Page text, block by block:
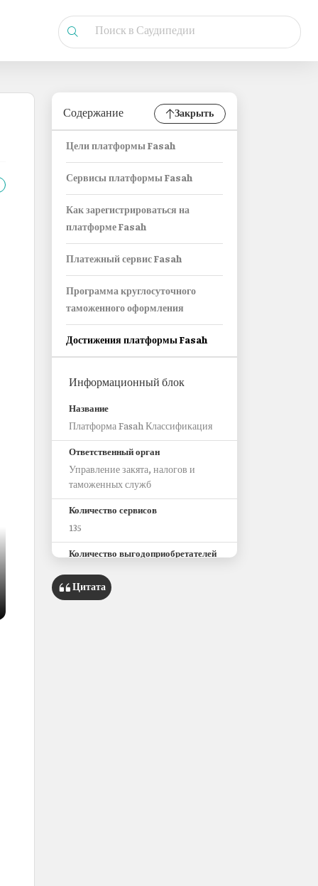
Содержание Закрыть
Цели платформы Fasah
Сервисы платформы Fasah
Как зарегистрироваться на
платформе Fasah
Платежный сервис Fasah
Программа круглосуточного
таможенного оформления
Достижения платформы Fasah
Информационный блок
Название
Платформа Fasah Классификация
Ответственный орган
Управление закята, налогов и
таможенных служб
Количество сервисов
135
Количество выгодоприобретателей
44 000 импортеров и экспортеров
3349 таможенных агентов
154 транспортные компании
Цитата